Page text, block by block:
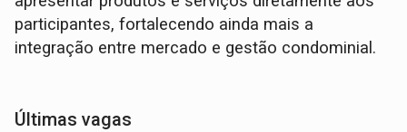
participantes, fortalecendo ainda mais a
integração entre mercado e gestão condominial.
Últimas vagas